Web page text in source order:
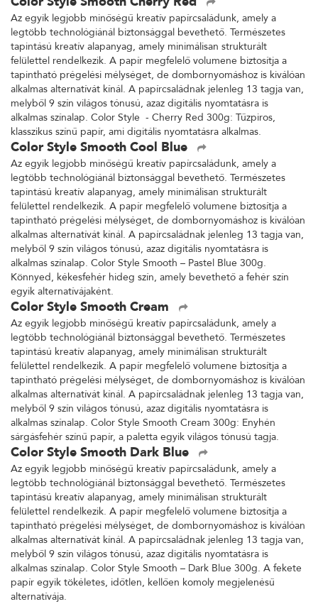
Az egyik legjobb minőségű kreatív papírcsaládunk, amely a
legtöbb technológiánál biztonsággal bevethető. Természetes
tapintású kreatív alapanyag, amely minimálisan strukturált
felülettel rendelkezik. A papír megfelelő volumene biztosítja a
tapintható prégelési mélységet, de dombornyomáshoz is kiválóan
alkalmas alternatívát kínál. A papírcsaládnak jelenleg 13 tagja van,
melyből 9 szín világos tónusú, azaz digitális nyomtatásra is
alkalmas színalap. Color Style - Cherry Red 300g: Tűzpiros,
klasszikus színű papír, ami digitális nyomtatásra alkalmas.
Color Style Smooth Cool Blue
Az egyik legjobb minőségű kreatív papírcsaládunk, amely a
legtöbb technológiánál biztonsággal bevethető. Természetes
tapintású kreatív alapanyag, amely minimálisan strukturált
felülettel rendelkezik. A papír megfelelő volumene biztosítja a
tapintható prégelési mélységet, de dombornyomáshoz is kiválóan
alkalmas alternatívát kínál. A papírcsaládnak jelenleg 13 tagja van,
melyből 9 szín világos tónusú, azaz digitális nyomtatásra is
alkalmas színalap. Color Style Smooth – Pastel Blue 300g.
Könnyed, kékesfehér hideg szín, amely bevethető a fehér szín
egyik alternatívájaként.
Color Style Smooth Cream
Az egyik legjobb minőségű kreatív papírcsaládunk, amely a
legtöbb technológiánál biztonsággal bevethető. Természetes
tapintású kreatív alapanyag, amely minimálisan strukturált
felülettel rendelkezik. A papír megfelelő volumene biztosítja a
tapintható prégelési mélységet, de dombornyomáshoz is kiválóan
alkalmas alternatívát kínál. A papírcsaládnak jelenleg 13 tagja van,
melyből 9 szín világos tónusú, azaz digitális nyomtatásra is
alkalmas színalap. Color Style Smooth Cream 300g: Enyhén
sárgásfehér színű papír, a paletta egyik világos tónusú tagja.
Color Style Smooth Dark Blue
Az egyik legjobb minőségű kreatív papírcsaládunk, amely a
legtöbb technológiánál biztonsággal bevethető. Természetes
tapintású kreatív alapanyag, amely minimálisan strukturált
felülettel rendelkezik. A papír megfelelő volumene biztosítja a
tapintható prégelési mélységet, de dombornyomáshoz is kiválóan
alkalmas alternatívát kínál. A papírcsaládnak jelenleg 13 tagja van,
melyből 9 szín világos tónusú, azaz digitális nyomtatásra is
alkalmas színalap. Color Style Smooth – Dark Blue 300g. A fekete
papír egyik tökéletes, időtlen, kellően komoly megjelenésű
alternatívája.